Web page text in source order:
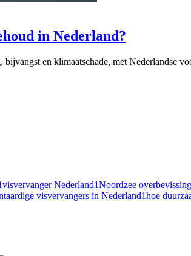
in Nederland?
en klimaatschade, met Nederlandse
visvervanger Nederland1Noordzee overbevissing
visvervangers in Nederland1hoe